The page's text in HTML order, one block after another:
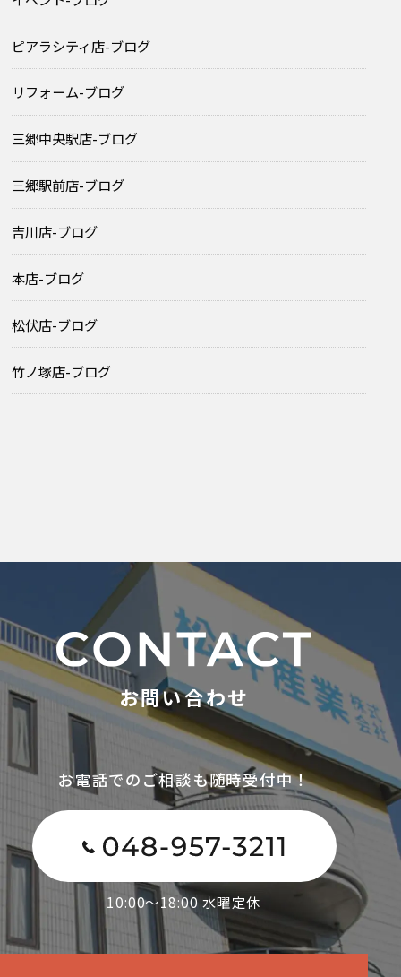
ピアラシティ店-ブログ
リフォーム-ブログ
三郷中央駅店-ブログ
三郷駅前店-ブログ
吉川店-ブログ
本店-ブログ
松伏店-ブログ
竹ノ塚店-ブログ
お問い合わせ
お電話でのご相談も随時受付中！
10:00～18:00 水曜定休